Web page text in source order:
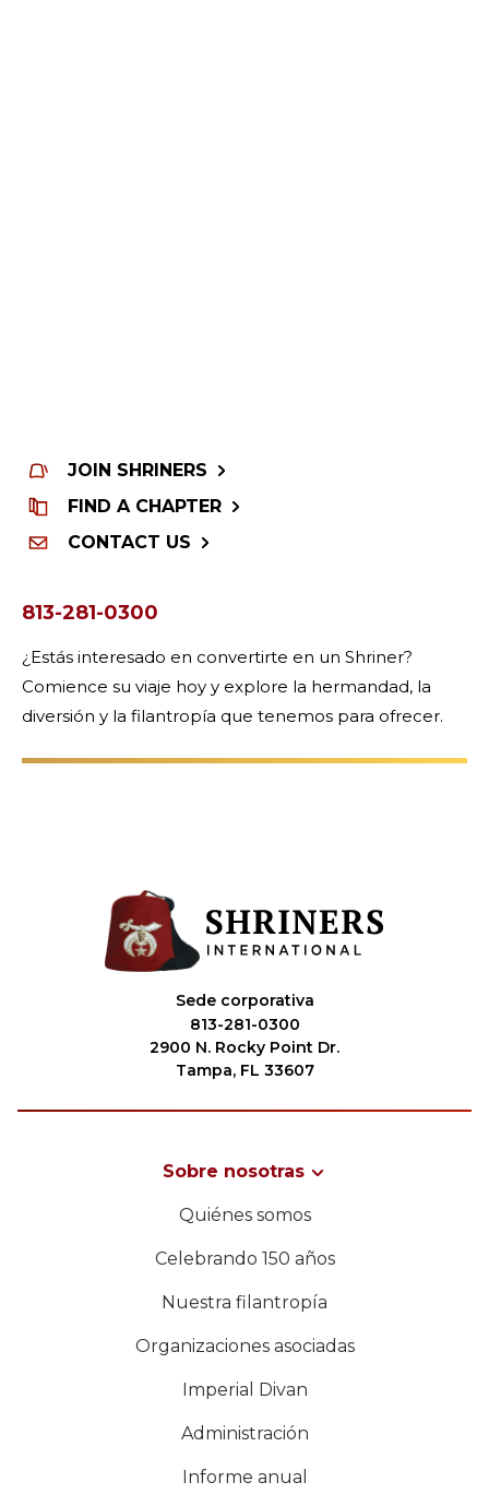
JOIN SHRINERS
FIND A CHAPTER
CONTACT US
813-281-0300
¿Estás interesado en convertirte en un Shriner?
Comience su viaje hoy y explore la hermandad, la
diversión y la filantropía que tenemos para ofrecer.
Sede corporativa
813-281-0300
2900 N. Rocky Point Dr.
Tampa, FL 33607
Sobre nosotras
Quiénes somos
Celebrando 150 años
Nuestra filantropía
Organizaciones asociadas
Imperial Divan
Administración
Informe anual